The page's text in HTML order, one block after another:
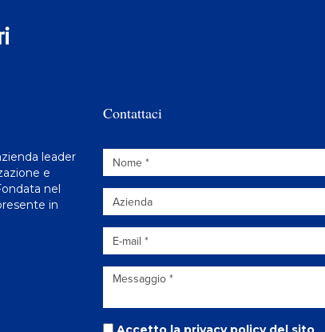
leader
e
nel
in
Contattaci